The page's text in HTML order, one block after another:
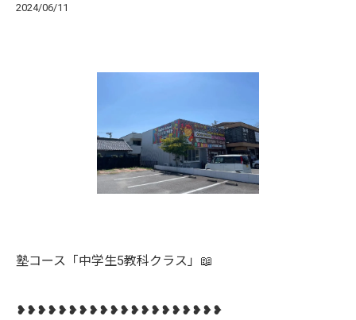
2024/06/11
塾コース「中学生5教科クラス」📖
❥❥❥❥❥❥❥❥❥❥❥❥❥❥❥❥❥❥❥❥